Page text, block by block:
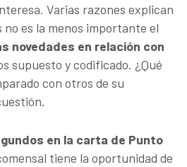
Varias razones explican
es la menos importante el
novedades en relación con
supuesto y codificado. ¿Qué
con otros de su
en la carta de Punto
tiene la oportunidad de